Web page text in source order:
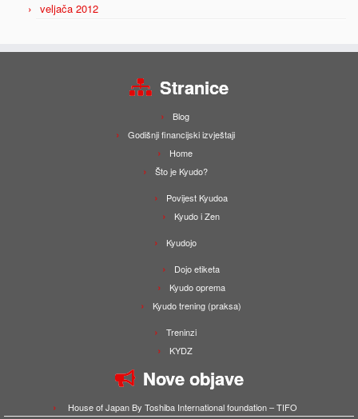
veljača 2012
Stranice
Blog
Godišnji financijski izvještaji
Home
Što je Kyudo?
Povijest Kyudoa
Kyudo i Zen
Kyudojo
Dojo etiketa
Kyudo oprema
Kyudo trening (praksa)
Treninzi
KYDZ
Nove objave
House of Japan By Toshiba International foundation – TIFO